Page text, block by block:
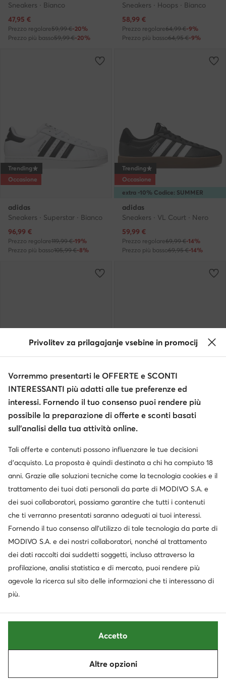
Sneakers · Bianco
Prezzo attuale
47,95 €
Prezzo regolare59,99 €-20%
Prezzo più basso59,99 €-20%
Sneakers · Hoops · Bianco
Prezzo attuale
58,99 €
Prezzo regolare64,99 €-9%
Prezzo più basso64,95 €-9%
Trending
Occasione
adidas
Sneakers · Superstar · Bianco
Prezzo attuale
96,99 €
Prezzo regolare119,99 €-19%
Prezzo più basso105,99 €-8%
extra -10% Codice: SUMMER
Trending
Occasione
adidas
Sneakers · VL Court · Nero
Prezzo attuale
59,99 €
Prezzo regolare69,99 €-14%
Prezzo più basso69,95 €-14%
extra -15% Codice: SUMMER
Trending
Occasione
adidas
Sneakers · Bianco
Prezzo regolare64,99 € -9%
Prezzo più basso 64,95 €-9%
extra -10% Codice: SUMMER
Occasione
adidas
Sneakers · SL 72 · Bianco
Prezzo regolare99,99 €-14%
Prezzo più basso90,99 €-5%
Sneakers · SL 72 · Marrone
Prezzo regolare
Privolitev za prilagajanje vsebine in promocij
Vorremmo presentarti le OFFERTE e SCONTI
INTERESSANTI più adatti alle tue preferenze ed
interessi. Fornendo il tuo consenso puoi rendere più
possibile la preparazione di offerte e sconti basati
sull’analisi della tua attività online.
Tali offerte e contenuti possono influenzare le tue decisioni
d’acquisto. La proposta è quindi destinata a chi ha compiuto 18
anni. Grazie alle soluzioni tecniche come la tecnologia cookies e il
trattamento dei tuoi dati personali da parte di MODIVO S.A. e
dei suoi collaboratori, possiamo garantire che tutti i contenuti
che ti verranno presentati saranno adeguati ai tuoi interessi.
Fornendo il tuo consenso all’utilizzo di tale tecnologia da parte di
MODIVO S.A. e dei nostri collaboratori, nonché al trattamento
dei dati raccolti dai suddetti soggetti, incluso attraverso la
profilazione, analisi statistica e di mercato, puoi rendere più
agevole la ricerca sul sito delle informazioni che ti interessano di
più.
Altre opzioni
Accetto